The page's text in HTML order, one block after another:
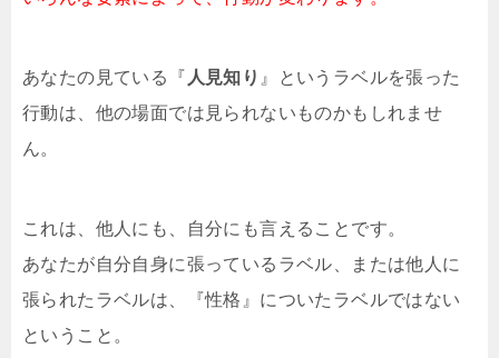
あなたの見ている『 人見知り 』というラベルを張った
行動は、他の場面では見られないものかもしれませ
ん。
これは、他人にも、自分にも言えることです。
あなたが自分自身に張っているラベル、または他人に
張られたラベルは、『性格』についたラベルではない
ということ。